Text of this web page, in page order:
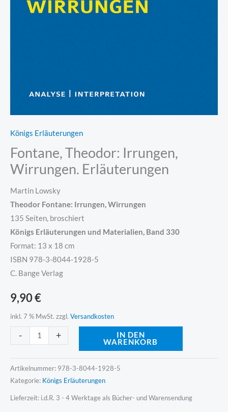
Königs Erläuterungen
Fontane, Theodor: Irrungen,
Wirrungen. Erläuterungen
Martin Lowsky
Theodor Fontane: Irrungen, Wirrungen
135 Seiten, broschiert
Königs Erläuterungen und Materialien, Band 330
Format: 13 x 18 cm
ISBN 978-3-8044-1928-5
C. Bange Verlag
9,90€
inkl. 7 % MwSt. zzgl. Versandkosten
- +
IN DEN
WARENKORB
Artikelnummer: 978-3-8044-1928-5
Kategorie: Königs Erläuterungen
Lieferzeit: i.d.R. 3 - 4 Werktage als Bücher- und Warensendung